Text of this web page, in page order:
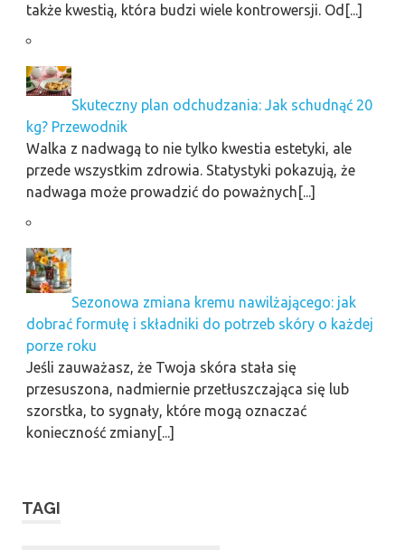
także kwestią, która budzi wiele kontrowersji. Od[...]
Skuteczny plan odchudzania: Jak schudnąć 20
kg? Przewodnik
Walka z nadwagą to nie tylko kwestia estetyki, ale
przede wszystkim zdrowia. Statystyki pokazują, że
nadwaga może prowadzić do poważnych[...]
Sezonowa zmiana kremu nawilżającego: jak
dobrać formułę i składniki do potrzeb skóry o każdej
porze roku
Jeśli zauważasz, że Twoja skóra stała się
przesuszona, nadmiernie przetłuszczająca się lub
szorstka, to sygnały, które mogą oznaczać
konieczność zmiany[...]
TAGI